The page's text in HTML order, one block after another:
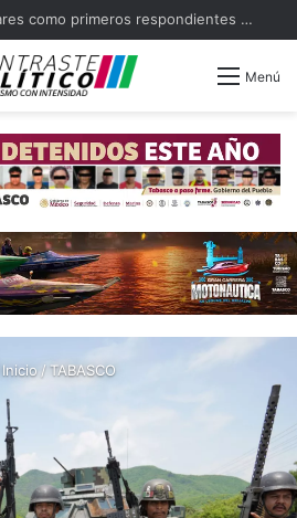
Capacita FGR a militares como primeros respondientes en Tabasco
Menú
/ TABASCO